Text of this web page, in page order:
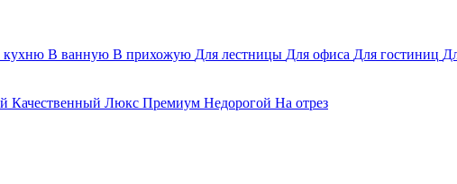
кухню В ванную В прихожую Для лестницы Для офиса Для гостиниц
Качественный Люкс Премиум Недорогой На отрез